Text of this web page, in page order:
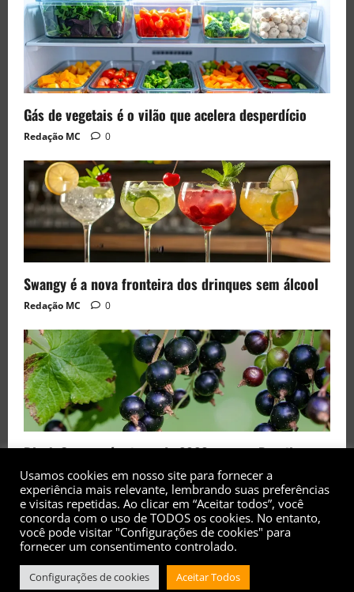
Gás de vegetais é o vilão que acelera desperdício
Redação MC 0
Swangy é a nova fronteira dos drinques sem álcool
Redação MC 0
Black Currant é a fruta de 2026 rara no Brasil
Redação MC 0
Copyright© 2017 - 2026 - Todos os direitos
Usamos cookies em nosso site para fornecer a
experiência mais relevante, lembrando suas preferências
e visitas repetidas. Ao clicar em “Aceitar todos”, você
concorda com o uso de TODOS os cookies. No entanto,
você pode visitar "Configurações de cookies" para
fornecer um consentimento controlado.
Configurações de cookies Aceitar Todos